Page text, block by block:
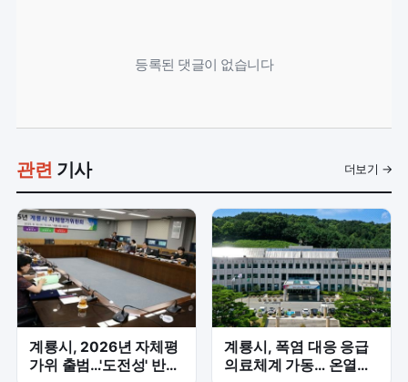
등록된 댓글이 없습니다
관련 기사 더보기 →
계룡시, 2026년 자체평
가위 출범…'도전성' 반영
계룡시, 폭염 대응 응급
의료체계 가동… 온열질